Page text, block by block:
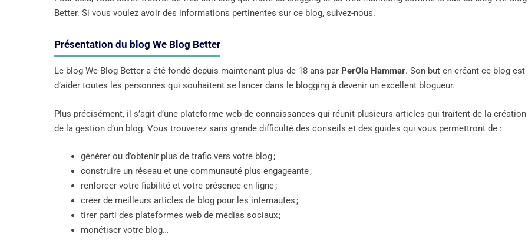
Better. Si vous voulez avoir des informations pertinentes sur ce blog, suivez-nous.
Présentation du blog We Blog Better
Le blog We Blog Better a été fondé depuis maintenant plus de 18 ans par PerOla Hammar. Son but en créant ce blog est
d’aider toutes les personnes qui souhaitent se lancer dans le blogging à devenir un excellent blogueur.
Plus précisément, il s’agit d’une plateforme web de connaissances qui réunit plusieurs articles qui traitent de la
de la gestion d’un blog. Vous trouverez sans grande difficulté des conseils et des guides qui vous permettront de :
générer ou d’obtenir plus de trafic vers votre blog ;
construire un réseau et une communauté plus engageante ;
renforcer votre fiabilité et votre présence en ligne ;
créer de meilleurs articles de blog pour les internautes ;
tirer parti des plateformes web de médias sociaux ;
monétiser votre blog…